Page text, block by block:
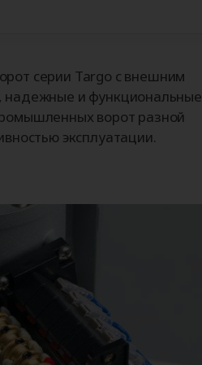
серии Targo с внешним
и функциональные
ворот разной
эксплуатации.